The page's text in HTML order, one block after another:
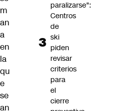
m
an
a
en
la
qu
e
se
an
paralizarse":
Centros
de
ski
piden
revisar
criterios
para
el
cierre